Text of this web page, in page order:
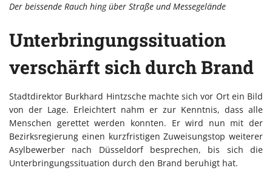
Der beissende Rauch hing über Straße und Messegelände
Unterbringungssituation
verschärft sich durch Brand
Stadtdirektor Burkhard Hintzsche machte sich vor Ort ein Bild
von der Lage. Erleichtert nahm er zur Kenntnis, dass alle
Menschen gerettet werden konnten. Er wird nun mit der
Bezirksregierung einen kurzfristigen Zuweisungstop weiterer
Asylbewerber nach Düsseldorf besprechen, bis sich die
Unterbringungssituation durch den Brand beruhigt hat.